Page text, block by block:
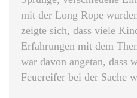
mit der Long Rope
zeigte sich, dass viele
Erfahrungen mit dem
war davon angetan,
Feuereifer bei der Sache